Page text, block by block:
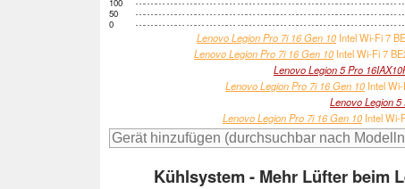
0
50
100
Lenovo Legion Pro 7i 16 Gen 10 Intel Wi-Fi 7
Lenovo Legion Pro 7i 16 Gen 10 Intel Wi-Fi 7
Lenovo Legion 5 Pro
Lenovo Legion Pro 7i 16 Gen 10 Intel
Lenovo Legion 5
Lenovo Legion Pro 7i 16 Gen 10 Intel Wi-
Kühlsystem - Mehr Lüfter beim